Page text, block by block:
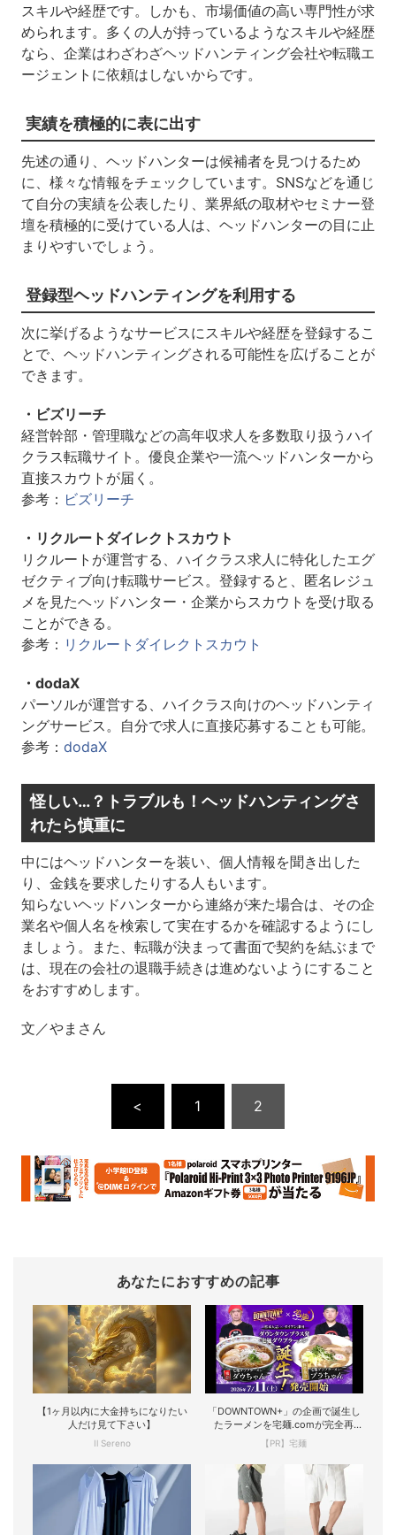
スキルや経歴です。しかも、市場価値の高い専門性が求
められます。多くの人が持っているようなスキルや経歴
なら、企業はわざわざヘッドハンティング会社や転職エ
ージェントに依頼はしないからです。
実績を積極的に表に出す
先述の通り、ヘッドハンターは候補者を見つけるため
に、様々な情報をチェックしています。SNSなどを通じ
て自分の実績を公表したり、業界紙の取材やセミナー登
壇を積極的に受けている人は、ヘッドハンターの目に止
まりやすいでしょう。
登録型ヘッドハンティングを利用する
次に挙げるようなサービスにスキルや経歴を登録するこ
とで、ヘッドハンティングされる可能性を広げることが
できます。
・ビズリーチ
経営幹部・管理職などの高年収求人を多数取り扱うハイ
クラス転職サイト。優良企業や一流ヘッドハンターから
直接スカウトが届く。
参考： ビズリーチ
・リクルートダイレクトスカウト
リクルートが運営する、ハイクラス求人に特化したエグ
ゼクティブ向け転職サービス。登録すると、匿名レジュ
メを見たヘッドハンター・企業からスカウトを受け取る
ことができる。
参考： リクルートダイレクトスカウト
・dodaX
パーソルが運営する、ハイクラス向けのヘッドハンティ
ングサービス。自分で求人に直接応募することも可能。
参考： dodaX
怪しい…？トラブルも！ヘッドハンティングさ
れたら慎重に
中にはヘッドハンターを装い、個人情報を聞き出した
り、金銭を要求したりする人もいます。
知らないヘッドハンターから連絡が来た場合は、その企
業名や個人名を検索して実在するかを確認するようにし
ましょう。また、転職が決まって書面で契約を結ぶまで
は、現在の会社の退職手続きは進めないようにすること
をおすすめします。
文／やまさん
< 1 2
あなたにおすすめの記事
【1ヶ月以内に大金持ちになりたい
人だけ見て下さい】
Il Sereno
「DOWNTOWN+」の企画で誕生し
たラーメンを宅麺.comが完全再
現！
【PR】宅麺